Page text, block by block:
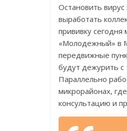
Остановить
выработать
прививку сегодня
«Молодежный» в
передвижные
будут дежурить
Параллельно
микрорайонах,
консультацию и